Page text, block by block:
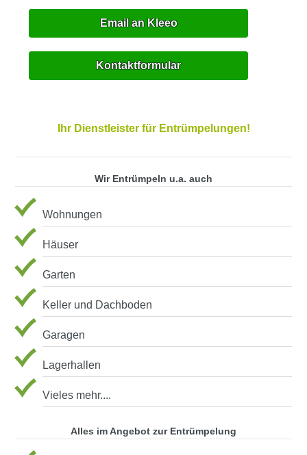
Email an Kleeo
Kontaktformular
Ihr Dienstleister für Entrümpelungen!
Wir Entrümpeln u.a. auch
Wohnungen
Häuser
Garten
Keller und Dachboden
Garagen
Lagerhallen
Vieles mehr....
Alles im Angebot zur Entrümpelung